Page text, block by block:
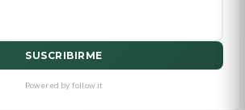
SUSCRIBIRME
Powered by follow.it